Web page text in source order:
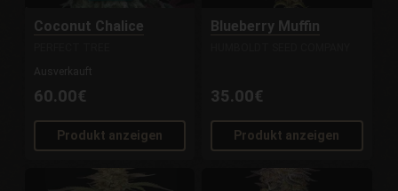
Coconut Chalice
Ausverkauft
60.00€
Produkt anzeigen
Blueberry Muffin
35.00€
Produkt anzeigen